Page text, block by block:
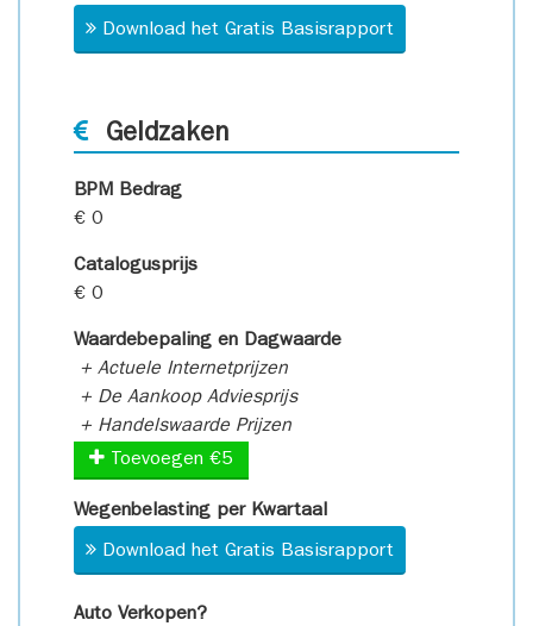
Download het Gratis Basisrapport
Geldzaken
BPM Bedrag
€ 0
Catalogusprijs
€ 0
Waardebepaling en Dagwaarde
+ Actuele Internetprijzen
+ De Aankoop Adviesprijs
+ Handelswaarde Prijzen
Toevoegen €5
Wegenbelasting per Kwartaal
Download het Gratis Basisrapport
Auto Verkopen?